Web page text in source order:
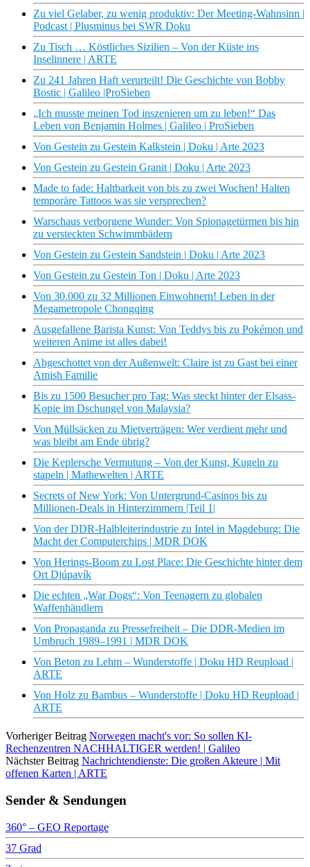
Zu viel Gelaber, zu wenig produktiv: Der Meeting-Wahnsinn |
Podcast | Plusminus bei SWR Doku
Zu Tisch … Köstliches Sizilien – Von der Küste ins
Inselinnere | ARTE
Zu 241 Jahren Haft verurteilt! Die Geschichte von Bobby
Bostic | Galileo |ProSieben
„Ich musste meinen Tod inszenieren um zu leben!“ Das
Leben von Benjamin Holmes | Galileo | ProSieben
Von Gestein zu Gestein Kalkstein | Doku | Arte 2023
Von Gestein zu Gestein Granit | Doku | Arte 2023
Made to fade: Haltbarkeit von bis zu zwei Wochen! Halten
temporäre Tattoos was sie versprechen?
Warschaus verborgene Wunder: Von Spionagetürmen bis hin
zu versteckten Schwimmbädern
Von Gestein zu Gestein Sandstein | Doku | Arte 2023
Von Gestein zu Gestein Ton | Doku | Arte 2023
Von 30.000 zu 32 Millionen Einwohnern! Leben in der
Megametropole Chongqing
Ausgefallene Barista Kunst: Von Teddys bis zu Pokémon und
weiteren Anime ist alles dabei!
Abgeschottet von der Außenwelt: Claire ist zu Gast bei einer
Amish Familie
Bis zu 1500 Besucher pro Tag: Was steckt hinter der Elsass-
Kopie im Dschungel von Malaysia?
Von Müllsäcken zu Mietverträgen: Wer verdient mehr und
was bleibt am Ende übrig?
Die Keplersche Vermutung – Von der Kunst, Kugeln zu
stapeln | Mathewelten | ARTE
Secrets of New York: Von Untergrund-Casinos bis zu
Millionen-Deals in Hinterzimmern |Teil 1|
Von der DDR-Halbleiterindustrie zu Intel in Magdeburg: Die
Macht der Computerchips | MDR DOK
Von Herings-Boom zu Lost Place: Die Geschichte hinter dem
Ort Djúpavík
Die echten „War Dogs“: Von Teenagern zu globalen
Waffenhändlern
Von Propaganda zu Pressefreiheit – Die DDR-Medien im
Umbruch 1989–1991 | MDR DOK
Von Beton zu Lehm – Wunderstoffe | Doku HD Reupload |
ARTE
Von Holz zu Bambus – Wunderstoffe | Doku HD Reupload |
ARTE
Vorheriger Beitrag Norwegen macht's vor: So sollen KI-
Rechenzentren NACHHALTIGER werden! | Galileo
Nächster Beitrag Nachrichtendienste: Die großen Akteure | Mit
offenen Karten | ARTE
Sender & Sendungen
360° – GEO Reportage
37 Grad